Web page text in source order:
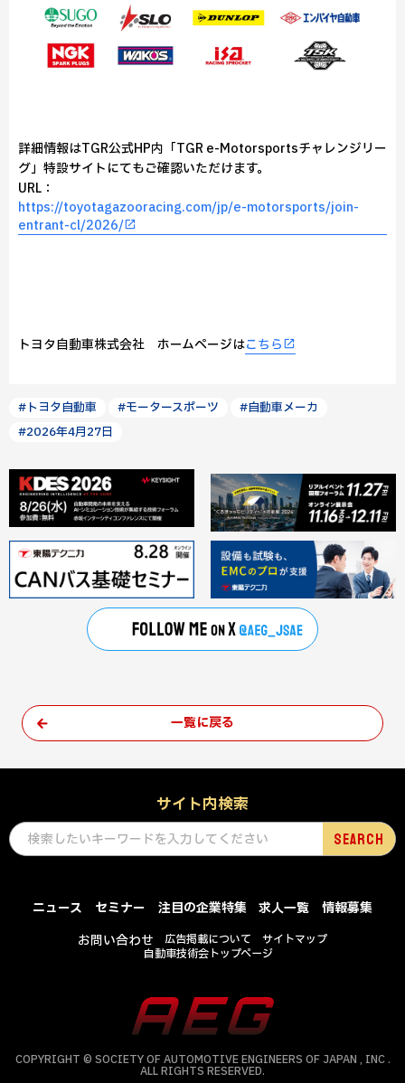
詳細情報はTGR公式HP内「TGR e-Motorsportsチャレンジリー
グ」特設サイトにてもご確認いただけます。
URL：
https://toyotagazooracing.com/jp/e-motorsports/join-
entrant-cl/2026/
トヨタ自動車株式会社 ホームページはこちら
#トヨタ自動車 #モータースポーツ
#自動車メーカ
#2026年4月27日
一覧に戻る
サイト内検索
ニュース セミナー 注目の企業特集 求人一覧
情報募集
お問い合わせ
広告掲載について
サイトマップ
自動車技術会トップページ
COPYRIGHT © SOCIETY OF AUTOMOTIVE ENGINEERS OF JAPAN , INC .
ALL RIGHTS RESERVED.